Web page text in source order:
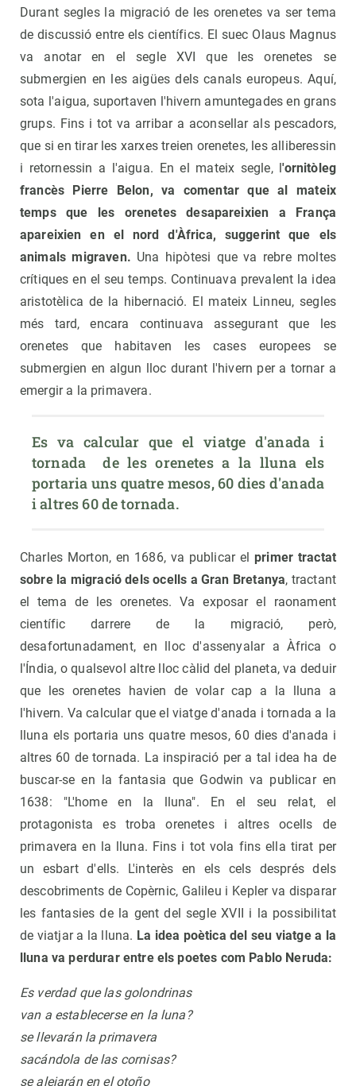
Durant segles la migració de les orenetes va ser tema
de discussió entre els científics. El suec Olaus Magnus
va anotar en el segle XVI que les orenetes se
submergien en les aigües dels canals europeus. Aquí,
sota l'aigua, suportaven l'hivern amuntegades en grans
grups. Fins i tot va arribar a aconsellar als pescadors,
que si en tirar les xarxes treien orenetes, les alliberessin
i retornessin a l'aigua. En el mateix segle, l'ornitòleg
francès Pierre Belon, va comentar que al mateix
temps que les orenetes desapareixien a França
apareixien en el nord d'Àfrica, suggerint que els
animals migraven. Una hipòtesi que va rebre moltes
crítiques en el seu temps. Continuava prevalent la idea
aristotèlica de la hibernació. El mateix Linneu, segles
més tard, encara continuava assegurant que les
orenetes que habitaven les cases europees se
submergien en algun lloc durant l'hivern per a tornar a
emergir a la primavera.
Es va calcular que el viatge d'anada i
tornada  de les orenetes a la lluna els
portaria uns quatre mesos, 60 dies d'anada
i altres 60 de tornada.
Charles Morton, en 1686, va publicar elprimer tractat
sobre la migració dels ocells a Gran Bretanya, tractant
el tema de les orenetes. Va exposar el raonament
científic darrere de la migració, però,
desafortunadament, en lloc d'assenyalar a Àfrica o
l'Índia, o qualsevol altre lloc càlid del planeta, va deduir
que les orenetes havien de volar cap a la lluna a
l'hivern. Va calcular que el viatge d'anada i tornada a la
lluna els portaria uns quatre mesos, 60 dies d'anada i
altres 60 de tornada. La inspiració per a tal idea ha de
buscar-se en la fantasia que Godwin va publicar en
1638: "L'home en la lluna". En el seu relat, el
protagonista es troba orenetes i altres ocells de
primavera en la lluna. Fins i tot vola fins ella tirat per
un esbart d'ells. L'interès en els cels després dels
descobriments de Copèrnic, Galileu i Kepler va disparar
les fantasies de la gent del segle XVII i la possibilitat
de viatjar a la lluna. La idea poètica del seu viatge a la
lluna va perdurar entre els poetes com Pablo Neruda:
Es verdad que las golondrinas
van a establecerse en la luna?
se llevarán la primavera
sacándola de las cornisas?
se alejarán en el otoño